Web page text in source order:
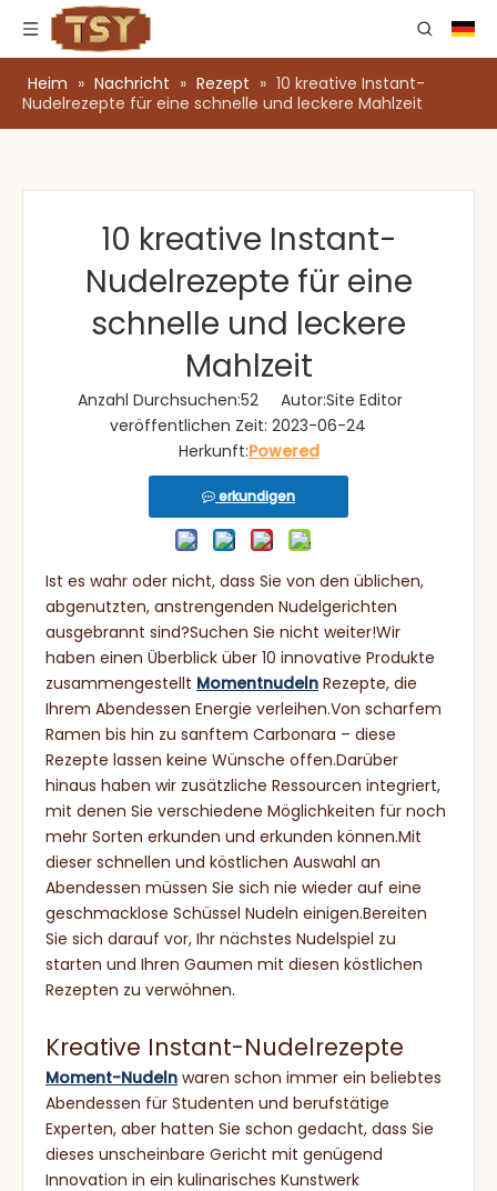
Heim » Nachricht » Rezept » 10 kreative Instant-
Nudelrezepte für eine schnelle und leckere Mahlzeit
10 kreative Instant-
Nudelrezepte für eine
schnelle und leckere
Mahlzeit
Anzahl Durchsuchen:52Autor:Site Editor
veröffentlichen Zeit: 2023-06-24
Herkunft:Powered
erkundigen
Ist es wahr oder nicht, dass Sie von den üblichen,
abgenutzten, anstrengenden Nudelgerichten
ausgebrannt sind?Suchen Sie nicht weiter!Wir
haben einen Überblick über 10 innovative Produkte
zusammengestellt Momentnudeln Rezepte, die
Ihrem Abendessen Energie verleihen.Von scharfem
Ramen bis hin zu sanftem Carbonara – diese
Rezepte lassen keine Wünsche offen.Darüber
hinaus haben wir zusätzliche Ressourcen integriert,
mit denen Sie verschiedene Möglichkeiten für noch
mehr Sorten erkunden und erkunden können.Mit
dieser schnellen und köstlichen Auswahl an
Abendessen müssen Sie sich nie wieder auf eine
geschmacklose Schüssel Nudeln einigen.Bereiten
Sie sich darauf vor, Ihr nächstes Nudelspiel zu
starten und Ihren Gaumen mit diesen köstlichen
Rezepten zu verwöhnen.
Kreative Instant-Nudelrezepte
Moment-Nudeln waren schon immer ein beliebtes
Abendessen für Studenten und berufstätige
Experten, aber hatten Sie schon gedacht, dass Sie
dieses unscheinbare Gericht mit genügend
Innovation in ein kulinarisches Kunstwerk